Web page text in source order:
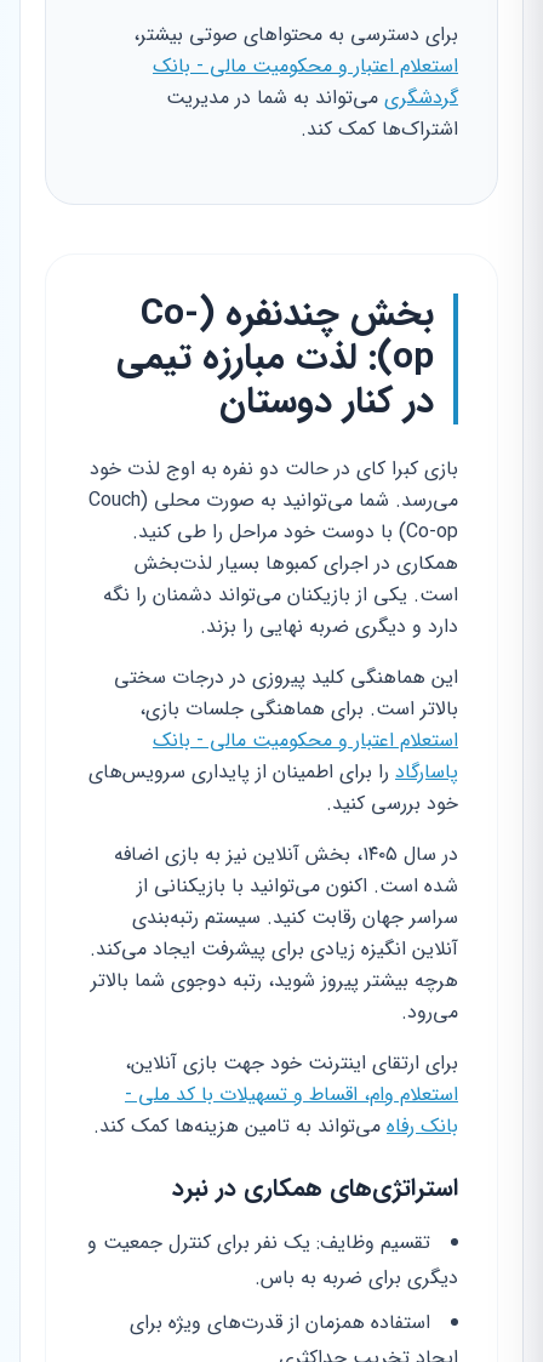
برای دسترسی به محتواهای صوتی بیشتر،
استعلام اعتبار و محکومیت مالی - بانک
گردشگری می‌تواند به شما در مدیریت
اشتراک‌ها کمک کند.
بخش چندنفره (Co-
op): لذت مبارزه تیمی
در کنار دوستان
بازی کبرا کای در حالت دو نفره به اوج لذت خود
می‌رسد. شما می‌توانید به صورت محلی (Couch
Co-op) با دوست خود مراحل را طی کنید.
همکاری در اجرای کمبوها بسیار لذت‌بخش
است. یکی از بازیکنان می‌تواند دشمنان را نگه
دارد و دیگری ضربه نهایی را بزند.
این هماهنگی کلید پیروزی در درجات سختی
بالاتر است. برای هماهنگی جلسات بازی،
استعلام اعتبار و محکومیت مالی - بانک
پاسارگاد را برای اطمینان از پایداری سرویس‌های
خود بررسی کنید.
در سال ۱۴۰۵، بخش آنلاین نیز به بازی اضافه
شده است. اکنون می‌توانید با بازیکنانی از
سراسر جهان رقابت کنید. سیستم رتبه‌بندی
آنلاین انگیزه زیادی برای پیشرفت ایجاد می‌کند.
هرچه بیشتر پیروز شوید، رتبه دوجوی شما بالاتر
می‌رود.
برای ارتقای اینترنت خود جهت بازی آنلاین،
استعلام وام، اقساط و تسهیلات با کد ملی -
بانک رفاه می‌تواند به تامین هزینه‌ها کمک کند.
استراتژی‌های همکاری در نبرد
تقسیم وظایف: یک نفر برای کنترل جمعیت و
دیگری برای ضربه به باس.
استفاده همزمان از قدرت‌های ویژه برای